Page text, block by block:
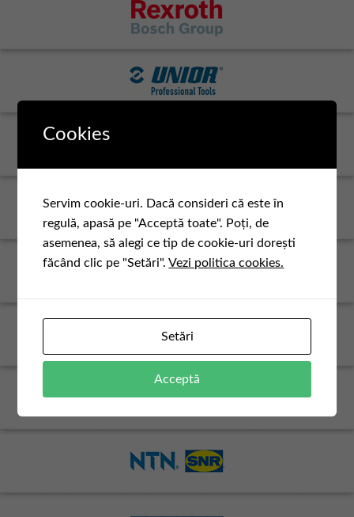
Cookies
Servim cookie-uri. Dacă consideri că este în
regulă, apasă pe "Acceptă toate". Poți, de
asemenea, să alegi ce tip de cookie-uri dorești
făcând clic pe "Setări".Vezi politica cookies.
Setări
Acceptă